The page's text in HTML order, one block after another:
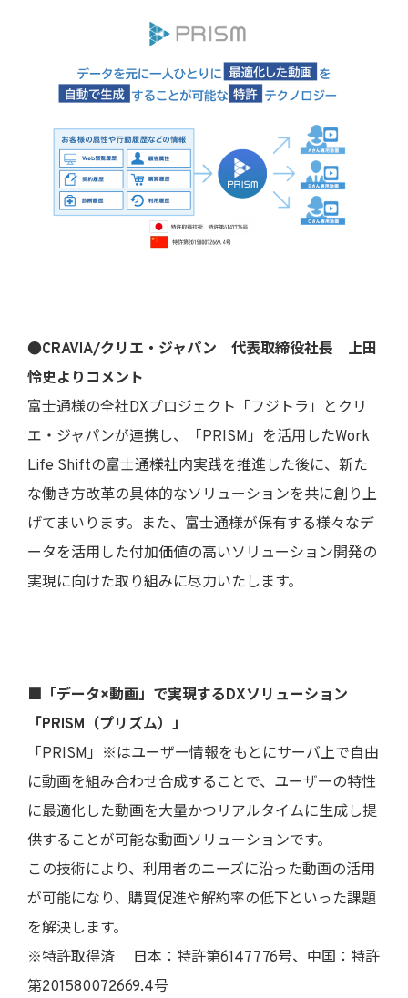
●CRAVIA/クリエ・ジャパン 代表取締役社長 上田
怜史よりコメント
富士通様の全社DXプロジェクト「フジトラ」とクリ
エ・ジャパンが連携し、「PRISM」を活用したWork
Life Shiftの富士通様社内実践を推進した後に、新た
な働き方改革の具体的なソリューションを共に創り上
げてまいります。また、富士通様が保有する様々なデ
ータを活用した付加価値の高いソリューション開発の
実現に向けた取り組みに尽力いたします。
■「データ×動画」で実現するDXソリューション
「PRISM（プリズム）」
「PRISM」※はユーザー情報をもとにサーバ上で自由
に動画を組み合わせ合成することで、ユーザーの特性
に最適化した動画を大量かつリアルタイムに生成し提
供することが可能な動画ソリューションです。
この技術により、利用者のニーズに沿った動画の活用
が可能になり、購買促進や解約率の低下といった課題
を解決します。
※特許取得済 日本：特許第6147776号、中国：特許
第201580072669.4号